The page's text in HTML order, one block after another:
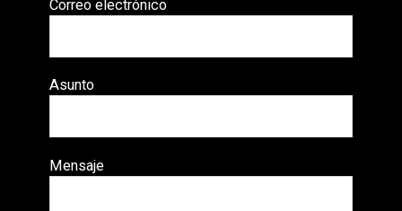
Correo electrónico
Asunto
Mensaje